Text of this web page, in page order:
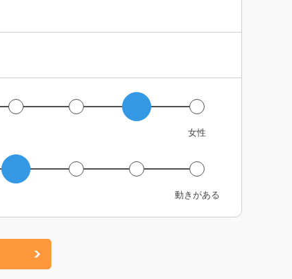
女性
動きがある